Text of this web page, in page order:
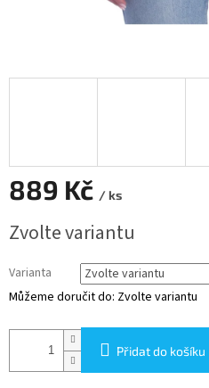
889 Kč / ks
cena:
Zvolte variantu
Varianta
Můžeme doručit do: Zvolte variantu
Přidat do košíku